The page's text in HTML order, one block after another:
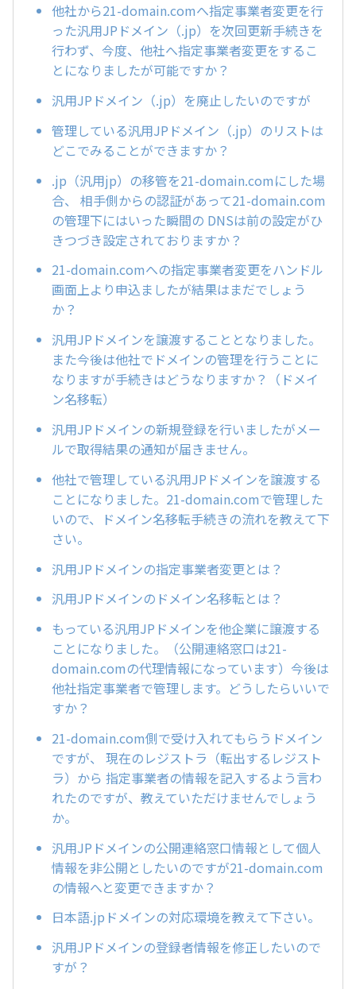
他社から21-domain.comへ指定事業者変更を行
った汎用JPドメイン（.jp）を次回更新手続きを
行わず、今度、他社へ指定事業者変更をするこ
とになりましたが可能ですか？
汎用JPドメイン（.jp）を廃止したいのですが
管理している汎用JPドメイン（.jp）のリストは
どこでみることができますか？
.jp（汎用jp）の移管を21-domain.comにした場
合、 相手側からの認証があって21-domain.com
の管理下にはいった瞬間の DNSは前の設定がひ
きつづき設定されておりますか？
21-domain.comへの指定事業者変更をハンドル
画面上より申込ましたが結果はまだでしょう
か？
汎用JPドメインを譲渡することとなりました。
また今後は他社でドメインの管理を行うことに
なりますが手続きはどうなりますか？（ドメイ
ン名移転）
汎用JPドメインの新規登録を行いましたがメー
ルで取得結果の通知が届きません。
他社で管理している汎用JPドメインを譲渡する
ことになりました。21-domain.comで管理した
いので、ドメイン名移転手続きの流れを教えて下
さい。
汎用JPドメインの指定事業者変更とは？
汎用JPドメインのドメイン名移転とは？
もっている汎用JPドメインを他企業に譲渡する
ことになりました。（公開連絡窓口は21-
domain.comの代理情報になっています）今後は
他社指定事業者で管理します。どうしたらいいで
すか？
21-domain.com側で受け入れてもらうドメイン
ですが、 現在のレジストラ（転出するレジスト
ラ）から 指定事業者の情報を記入するよう言わ
れたのですが、教えていただけませんでしょう
か。
汎用JPドメインの公開連絡窓口情報として個人
情報を非公開としたいのですが21-domain.com
の情報へと変更できますか？
日本語.jpドメインの対応環境を教えて下さい。
汎用JPドメインの登録者情報を修正したいので
すが？